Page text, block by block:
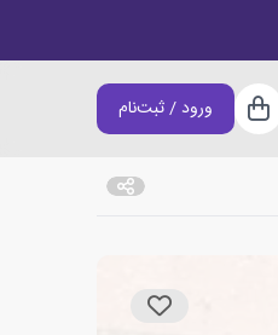
سبد خرید
ورود / ثبت‌نام